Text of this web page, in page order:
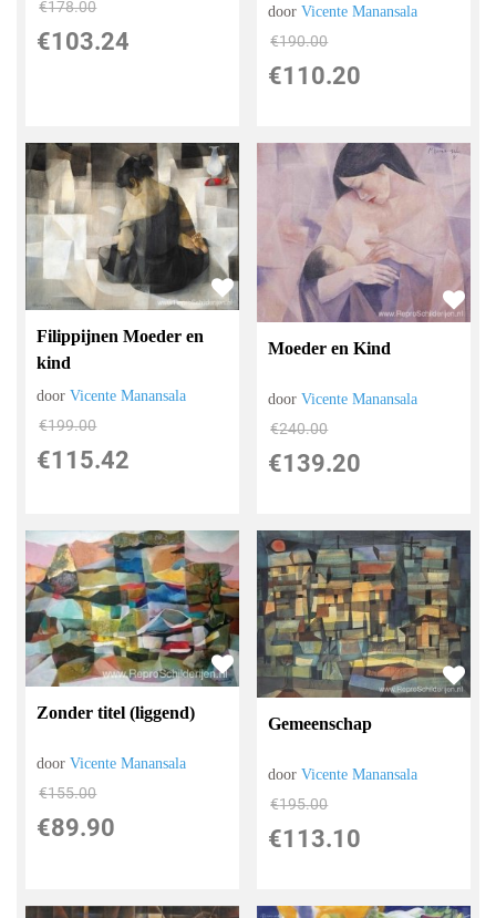
€178.00
€103.24
doorVicente Manansala
€190.00
€110.20
Filippijnen Moeder en
kind
doorVicente Manansala
€199.00
€115.42
Moeder en Kind
doorVicente Manansala
€240.00
€139.20
Zonder titel (liggend)
doorVicente Manansala
€155.00
€89.90
Gemeenschap
doorVicente Manansala
€195.00
€113.10